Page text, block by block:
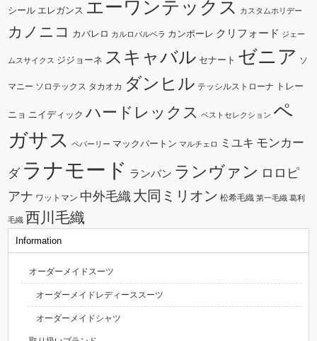
シール エレガンス エーワンテックス カスタムホリデー
カノニコ カバレロ カルロバルベラ カンポーレ クリフォード ジェー
ムスサイクス ジジョーネ スキャバル セナート ゼニア ソ
マニー ソロテックス タカオカ ダンヒル テッシルストローナ トレー
ニョ ニイディック ハードレックス ベストセレクション ペ
ガサス
ペパーリー マックバートン マルチェロ ミユキ モンカー
ダ ラナモード ランバン ランヴァン ロロピ
アナ ワットマン 中外毛織大同ミリオン 松希毛織 第一毛織 葛利
毛織 西川毛織
Information
オーダーメイドスーツ
オーダーメイドレディーススーツ
オーダーメイドシャツ